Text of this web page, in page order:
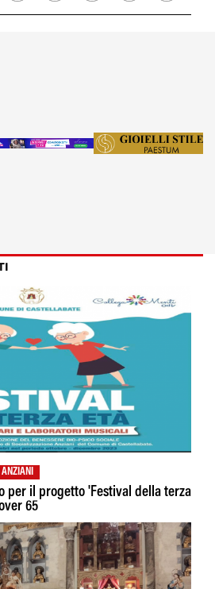
ANZIANI
per il progetto 'Festival della terza
65